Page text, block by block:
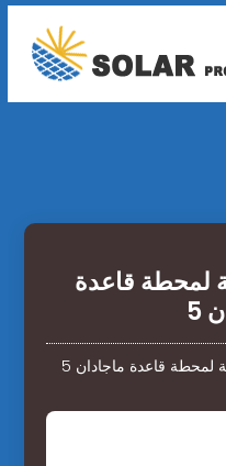
لمحطة قاعدة